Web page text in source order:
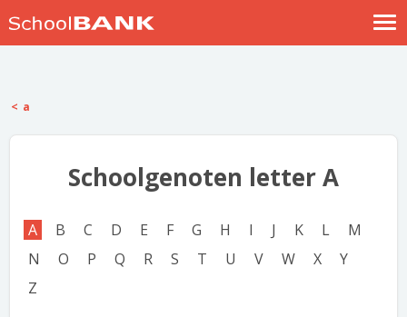
Help
a
Schoolgenoten letter A
A B C D E F G H I J K L
M
N
O P Q R S T U V W X
Y
Z